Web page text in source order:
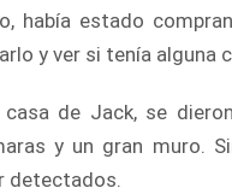
había estado
y ver si tenía alguna
de Jack, se
y un gran muro.
detectados.